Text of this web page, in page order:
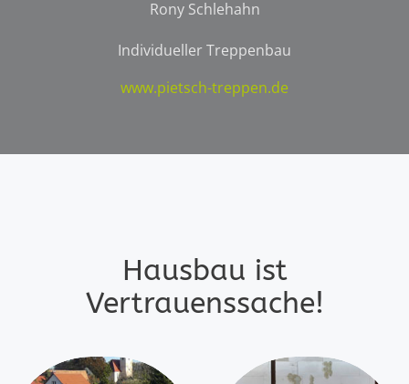
Rony Schlehahn
Individueller Treppenbau
www.pietsch-treppen.de
Hausbau ist
Vertrauenssache!